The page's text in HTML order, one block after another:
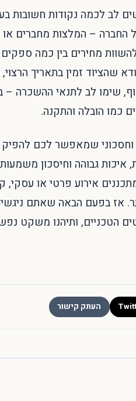
לב לכמה נקודות
– המלצות מחברים או
מחירים בין כמה
שהציוד זמין בתאריך
שימו לב לתנאי ההשכרה
כמו הובלה והתקנה.
וחסכוני שמאפשר לכם
איכות גבוהה וחיסכון
אירוע פרטי או עסקי,
אז בפעם הבאה שאתם
הטכניים, ותיהנו משקט
העתק קישור